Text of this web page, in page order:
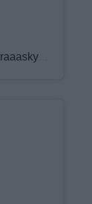
A post shared by Sierra Skye (@sierraaaskyee)